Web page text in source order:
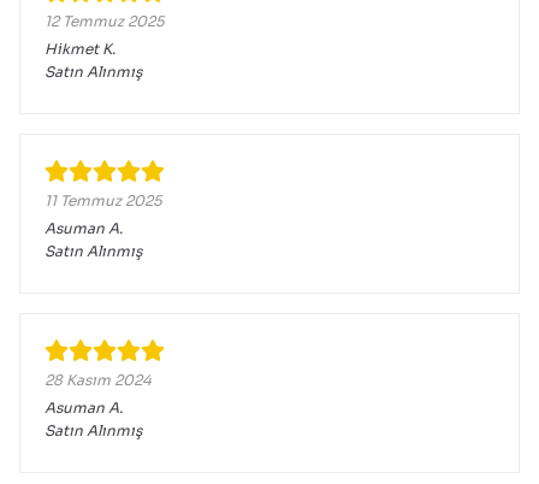
12 Temmuz 2025
Hikmet K.
Satın Alınmış
11 Temmuz 2025
Asuman A.
Satın Alınmış
28 Kasım 2024
Asuman A.
Satın Alınmış